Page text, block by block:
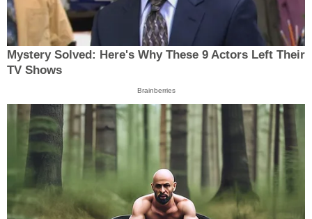
Mystery Solved: Here's Why These 9 Actors Left Their
TV Shows
Brainberries